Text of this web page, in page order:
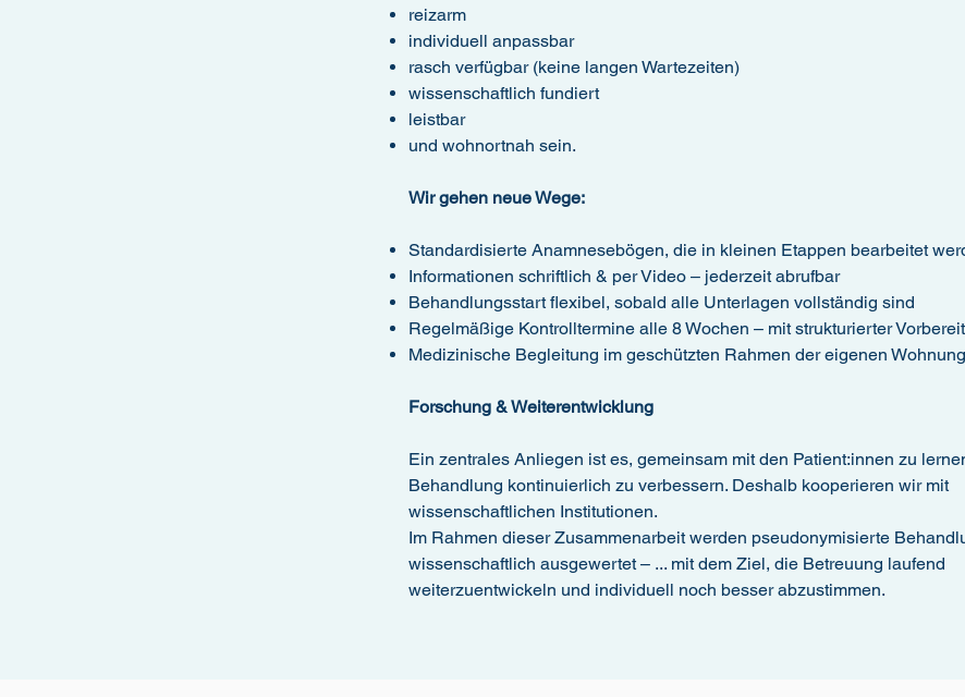
reizarm
individuell anpassbar
rasch verfügbar (keine langen Wartezeiten)
wissenschaftlich fundiert
leistbar
und wohnortnah sein.
Wir gehen neue Wege:
Standardisierte Anamnesebögen, die in kleinen Etappen bearbeitet
Informationen schriftlich & per Video – jederzeit abrufbar
Behandlungsstart flexibel, sobald alle Unterlagen vollständig sind
Regelmäßige Kontrolltermine alle 8 Wochen – mit strukturierter
Medizinische Begleitung im geschützten Rahmen der eigenen Wohnung
Forschung & Weiterentwicklung
Ein zentrales Anliegen ist es, gemeinsam mit den Patient:innen zu
Behandlung kontinuierlich zu verbessern. Deshalb kooperieren wir mit
wissenschaftlichen Institutionen.
Im Rahmen dieser Zusammenarbeit werden pseudonymisierte
wissenschaftlich ausgewertet – ... mit dem Ziel, die Betreuung laufend
weiterzuentwickeln und individuell noch besser abzustimmen.